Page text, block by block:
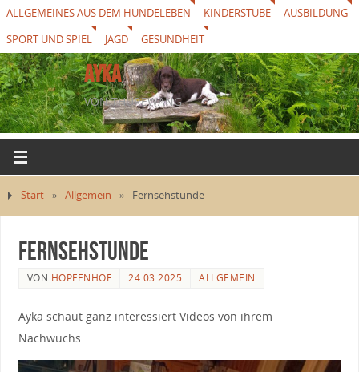
ALLGEMEINES AUS DEM HUNDELEBEN KINDERSTUBE
AUSBILDUNG
SPORT UND SPIEL
JAGD GESUNDHEIT
AYKA
VON THUREWANG
Start » Allgemein » Fernsehstunde
Fernsehstunde
VON HOPFENHOF 24.03.2025 ALLGEMEIN
Ayka schaut ganz interessiert Videos von ihrem
Nachwuchs.